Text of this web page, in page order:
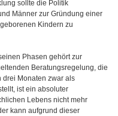
sollte die Politik
Männer zur Gründung einer
Kindern zu
Phasen gehört zur
Beratungsregelung, die
drei Monaten zwar als
ist ein absoluter
Lebens nicht mehr
kann aufgrund dieser